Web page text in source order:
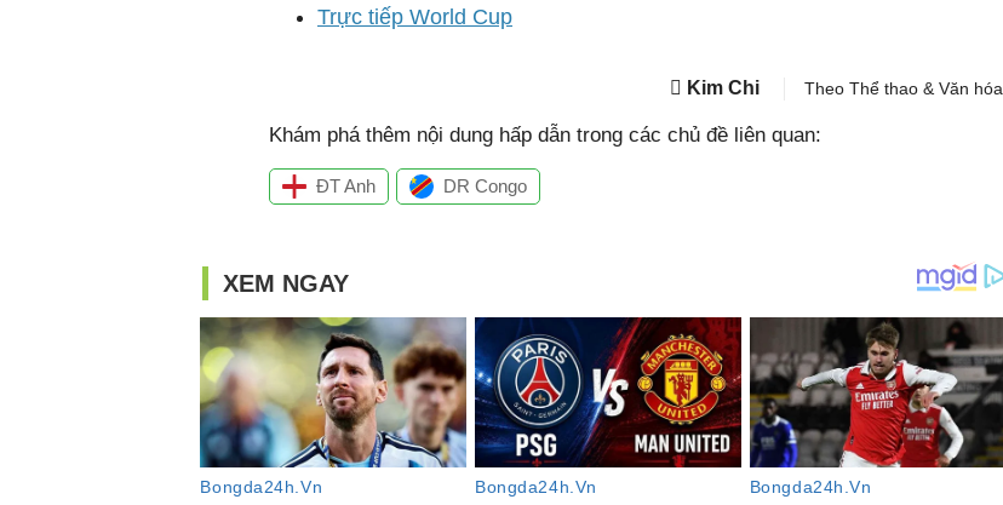
Trực tiếp World Cup
Kim Chi Theo Thể thao & Văn hóa
Khám phá thêm nội dung hấp dẫn trong các chủ đề liên quan:
ĐT Anh DR Congo